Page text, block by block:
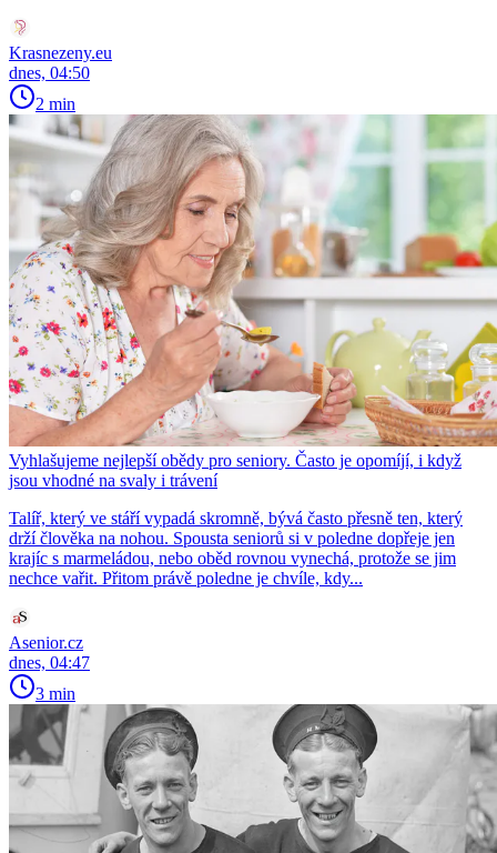
Krasnezeny.eu
dnes, 04:50
2 min
Vyhlašujeme nejlepší obědy pro seniory. Často je opomíjí, i když
jsou vhodné na svaly i trávení
Talíř, který ve stáří vypadá skromně, bývá často přesně ten, který
drží člověka na nohou. Spousta seniorů si v poledne dopřeje jen
krajíc s marmeládou, nebo oběd rovnou vynechá, protože se jim
nechce vařit. Přitom právě poledne je chvíle, kdy...
Asenior.cz
dnes, 04:47
3 min